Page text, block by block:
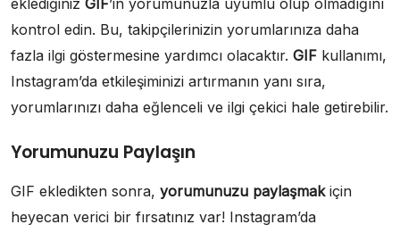
eklediğiniz GIF’in yorumunuzla uyumlu olup olmadığını
kontrol edin. Bu, takipçilerinizin yorumlarınıza daha
fazla ilgi göstermesine yardımcı olacaktır. GIF kullanımı,
Instagram’da etkileşiminizi artırmanın yanı sıra,
yorumlarınızı daha eğlenceli ve ilgi çekici hale getirebilir.
Yorumunuzu Paylaşın
GIF ekledikten sonra, yorumunuzu paylaşmakiçin
heyecan verici bir fırsatınız var! Instagram’da